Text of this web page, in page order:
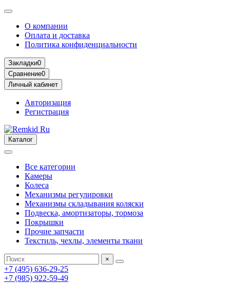
О компании
Оплата и доставка
Политика конфиденциальности
Закладки0
Сравнение0
Личный кабинет
Авторизация
Регистрация
Каталог
Все категории
Камеры
Колеса
Механизмы регулировки
Механизмы складывания коляски
Подвеска, амортизаторы, тормоза
Покрышки
Прочие запчасти
Текстиль, чехлы, элементы ткани
×
+7 (495) 636-29-25
+7 (985) 922-59-49